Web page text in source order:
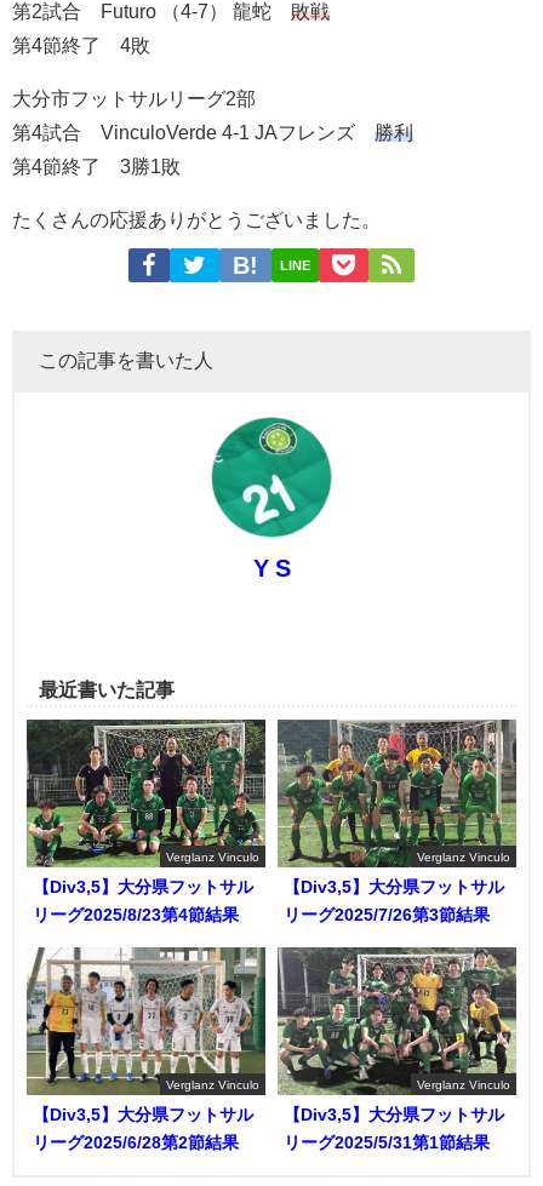
第2試合 Futuro （4-7） 龍蛇 敗戦
第4節終了 4敗
大分市フットサルリーグ2部
第4試合 VinculoVerde 4-1 JAフレンズ 勝利
第4節終了 3勝1敗
たくさんの応援ありがとうございました。
LINE
この記事を書いた人
Y S
最近書いた記事
Verglanz Vinculo
【Div3,5】大分県フットサル
リーグ2025/8/23第4節結果
Verglanz Vinculo
【Div3,5】大分県フットサル
リーグ2025/7/26第3節結果
Verglanz Vinculo
【Div3,5】大分県フットサル
リーグ2025/6/28第2節結果
Verglanz Vinculo
【Div3,5】大分県フットサル
リーグ2025/5/31第1節結果